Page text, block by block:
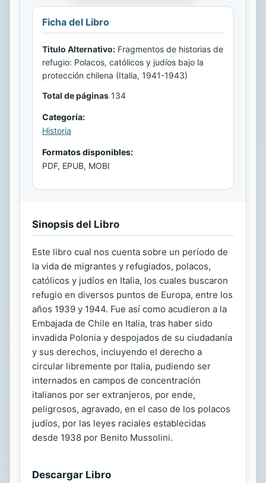
Ficha del Libro
Titulo Alternativo: Fragmentos de historias de
refugio: Polacos, católicos y judíos bajo la
protección chilena (Italia, 1941-1943)
Total de páginas 134
Categoría:
Historia
Formatos disponibles:
PDF, EPUB, MOBI
Sinopsis del Libro
Este libro cual nos cuenta sobre un período de
la vida de migrantes y refugiados, polacos,
católicos y judíos en Italia, los cuales buscaron
refugio en diversos puntos de Europa, entre los
años 1939 y 1944. Fue así como acudieron a la
Embajada de Chile en Italia, tras haber sido
invadida Polonia y despojados de su ciudadanía
y sus derechos, incluyendo el derecho a
circular libremente por Italia, pudiendo ser
internados en campos de concentración
italianos por ser extranjeros, por ende,
peligrosos, agravado, en el caso de los polacos
judíos, por las leyes raciales establecidas
desde 1938 por Benito Mussolini.
Descargar Libro